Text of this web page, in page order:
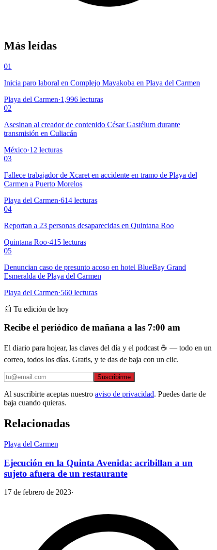
Más leídas
01
Inicia paro laboral en Complejo Mayakoba en Playa del Carmen
Playa del Carmen·1,996 lecturas
02
Asesinan al creador de contenido César Gastélum durante
transmisión en Culiacán
México·12 lecturas
03
Fallece trabajador de Xcaret en accidente en tramo de Playa del
Carmen a Puerto Morelos
Playa del Carmen·614 lecturas
04
Reportan a 23 personas desaparecidas en Quintana Roo
Quintana Roo·415 lecturas
05
Denuncian caso de presunto acoso en hotel BlueBay Grand
Esmeralda de Playa del Carmen
Playa del Carmen·560 lecturas
📰 Tu edición de hoy
Recibe el periódico de mañana a las 7:00 am
El diario para hojear, las claves del día y el podcast ☕ — todo en un
correo, todos los días. Gratis, y te das de baja con un clic.
Suscribirme
Al suscribirte aceptas nuestro aviso de privacidad. Puedes darte de
baja cuando quieras.
Relacionadas
Playa del Carmen
Ejecución en la Quinta Avenida: acribillan a un
sujeto afuera de un restaurante
17 de febrero de 2023·